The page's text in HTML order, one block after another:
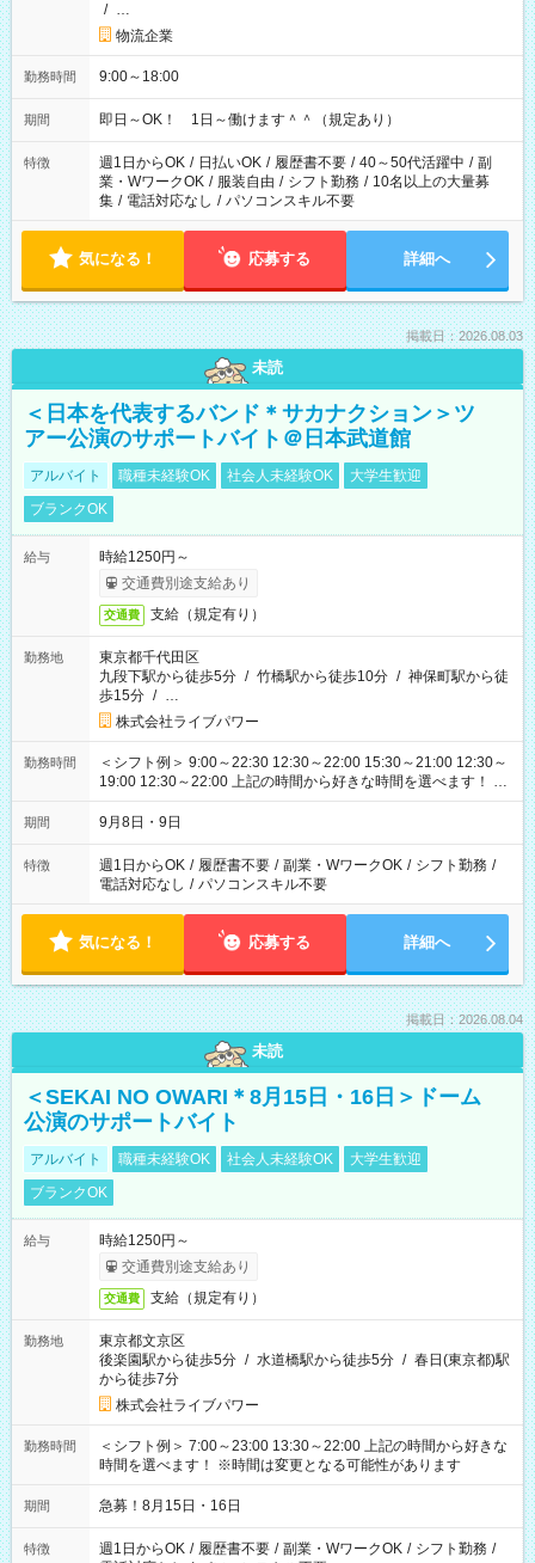
/ …
物流企業
勤務時間 9:00～18:00
期間 即日～OK！ 1日～働けます＾＾（規定あり）
特徴 週1日からOK / 日払いOK / 履歴書不要 / 40～50代活躍中 / 副
業・WワークOK / 服装自由 / シフト勤務 / 10名以上の大量募
集 / 電話対応なし / パソコンスキル不要
気になる！ 応募する 詳細へ
掲載日：2026.08.03
未読
＜日本を代表するバンド＊サカナクション＞ツ
アー公演のサポートバイト＠日本武道館
アルバイト 職種未経験OK 社会人未経験OK
大学生歓迎
ブランクOK
給与
時給1250円～
交通費別途支給あり
交通費 支給（規定有り）
勤務地
東京都千代田区
九段下駅から徒歩5分 / 竹橋駅から徒歩10分 / 神保町駅から徒
歩15分 / …
株式会社ライブパワー
勤務時間
＜シフト例＞ 9:00～22:30 12:30～22:00 15:30～21:00 12:30～
19:00 12:30～22:00 上記の時間から好きな時間を選べます！ ※
時間は変更となる可能性があります
期間 9月8日・9日
特徴 週1日からOK / 履歴書不要 / 副業・WワークOK / シフト勤務 /
電話対応なし / パソコンスキル不要
気になる！ 応募する 詳細へ
掲載日：2026.08.04
未読
＜SEKAI NO OWARI＊8月15日・16日＞ドーム
公演のサポートバイト
アルバイト 職種未経験OK 社会人未経験OK
大学生歓迎
ブランクOK
給与
時給1250円～
交通費別途支給あり
交通費 支給（規定有り）
勤務地
東京都文京区
後楽園駅から徒歩5分 / 水道橋駅から徒歩5分 / 春日(東京都)駅
から徒歩7分
株式会社ライブパワー
勤務時間
＜シフト例＞ 7:00～23:00 13:30～22:00 上記の時間から好きな
時間を選べます！ ※時間は変更となる可能性があります
期間 急募！8月15日・16日
特徴 週1日からOK / 履歴書不要 / 副業・WワークOK / シフト勤務 /